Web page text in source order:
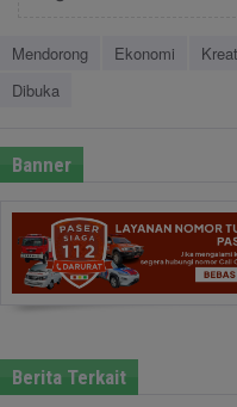
Mendorong Ekonomi
Dibuka
Banner
Berita Terkait